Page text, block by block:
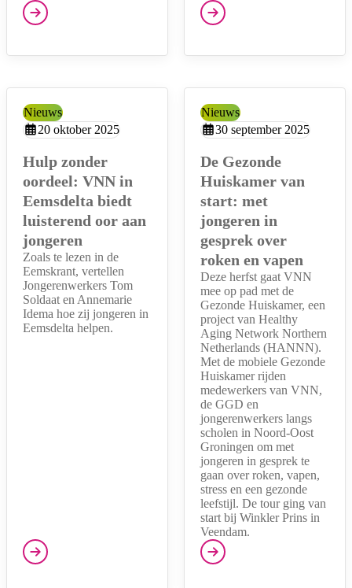
Hulp zonder
oordeel: VNN in
Eemsdelta biedt
luisterend oor aan
jongeren
Type:
Nieuws
Aangemaakt op:
20 oktober 2025
Zoals te lezen in de
Eemskrant, vertellen
Jongerenwerkers Tom
Soldaat en Annemarie
Idema hoe zij jongeren in
Eemsdelta helpen.
De Gezonde
Huiskamer van
start: met
jongeren in
gesprek over
roken en vapen
Type:
Nieuws
Aangemaakt op:
30 september 2025
Deze herfst gaat VNN
mee op pad met de
Gezonde Huiskamer, een
project van Healthy
Aging Network Northern
Netherlands (HANNN).
Met de mobiele Gezonde
Huiskamer rijden
medewerkers van VNN,
de GGD en
jongerenwerkers langs
scholen in Noord-Oost
Groningen om met
jongeren in gesprek te
gaan over roken, vapen,
stress en een gezonde
leefstijl. De tour ging van
start bij Winkler Prins in
Veendam.